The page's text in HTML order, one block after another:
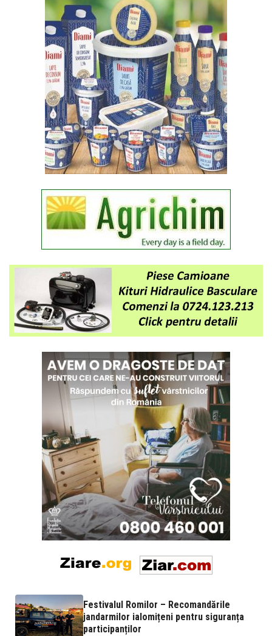
Festivalul Romilor – Recomandările
jandarmilor ialomițeni pentru siguranța
participanților